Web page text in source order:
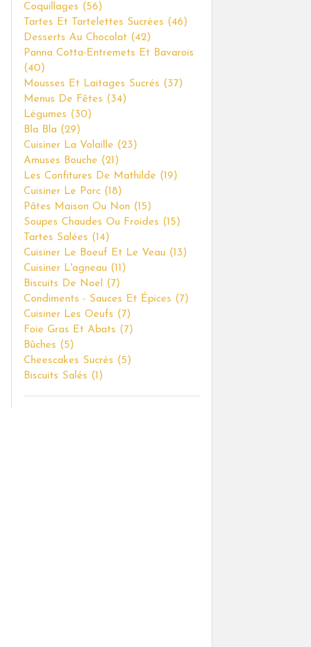
Coquillages (56)
Tartes Et Tartelettes Sucrées (46)
Desserts Au Chocolat (42)
Panna Cotta-Entremets Et Bavarois
(40)
Mousses Et Laitages Sucrés (37)
Menus De Fêtes (34)
Légumes (30)
Bla Bla (29)
Cuisiner La Volaille (23)
Amuses Bouche (21)
Les Confitures De Mathilde (19)
Cuisiner Le Porc (18)
Pâtes Maison Ou Non (15)
Soupes Chaudes Ou Froides (15)
Tartes Salées (14)
Cuisiner Le Boeuf Et Le Veau (13)
Cuisiner L'agneau (11)
Biscuits De Noel
(7)
Condiments - Sauces Et Épices (7)
Cuisiner Les Oeufs (7)
Foie Gras Et Abats (7)
Bûches (5)
Cheescakes Sucrés (5)
Biscuits Salés (1)